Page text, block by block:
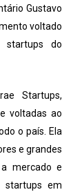
Gustavo
voltado
startups do
Startups,
voltadas ao
o país. Ela
e grandes
a mercado e
startups em